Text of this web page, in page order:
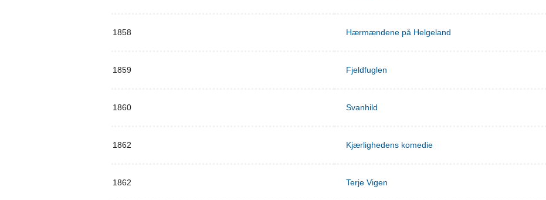
1858 Hærmændene på Helgeland
1859 Fjeldfuglen
1860 Svanhild
1862 Kjærlighedens komedie
1862 Terje Vigen